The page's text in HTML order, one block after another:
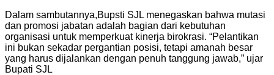
Dalam sambutannya,Bupsti SJL menegaskan bahwa mutasi
dan promosi jabatan adalah bagian dari kebutuhan
organisasi untuk memperkuat kinerja birokrasi. “Pelantikan
ini bukan sekadar pergantian posisi, tetapi amanah besar
yang harus dijalankan dengan penuh tanggung jawab,” ujar
Bupati SJL